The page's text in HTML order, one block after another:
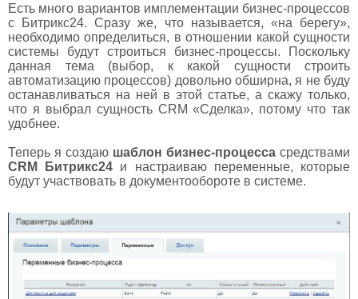
Есть много вариантов имплементации бизнес-процессов
с Битрикс24. Сразу же, что называется, «на берегу»,
необходимо определиться, в отношении какой сущности
системы будут строиться бизнес-процессы. Поскольку
данная тема (выбор, к какой сущности строить
автоматизацию процессов) довольно обширна, я не буду
останавливаться на ней в этой статье, а скажу только,
что я выбрал сущность CRM «Сделка», потому что так
удобнее.
Теперь я создаю шаблон бизнес-процесса средствами
CRM Битрикс24 и настраиваю переменные, которые
будут участвовать в документообороте в системе.